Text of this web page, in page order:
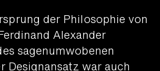
der Philosophie von
Alexander
sagenumwobenen
Designansatz war auch